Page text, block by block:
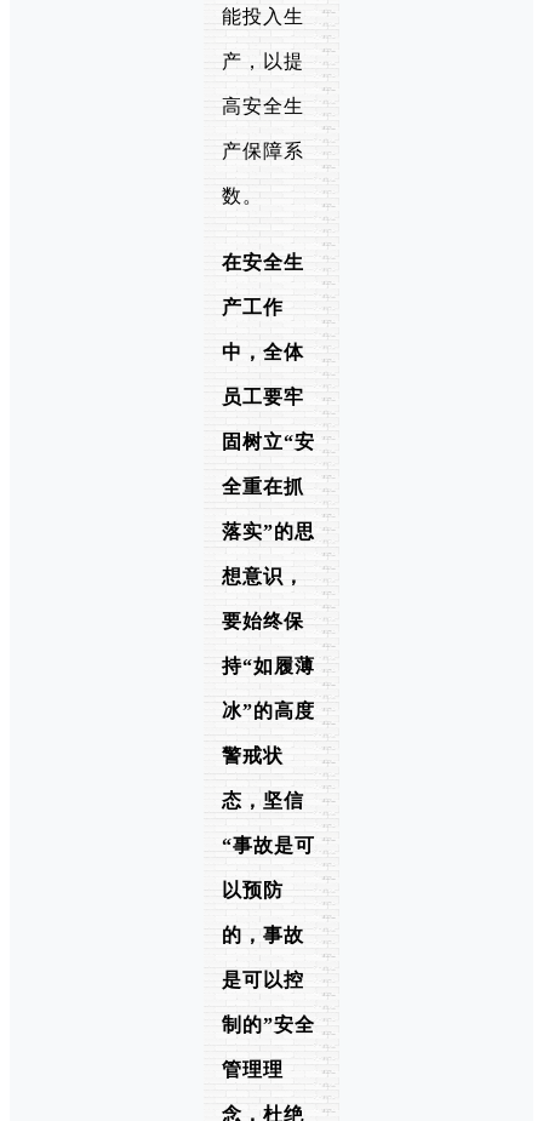
能投入生
产，以提
高安全生
产保障系
数。
在安全生
产工作
中，全体
员工要牢
固树立“安
全重在抓
落实”的思
想意识，
要始终保
持“如履薄
冰”的高度
警戒状
态，坚信
“事故是可
以预防
的，事故
是可以控
制的”安全
管理理
念，杜绝